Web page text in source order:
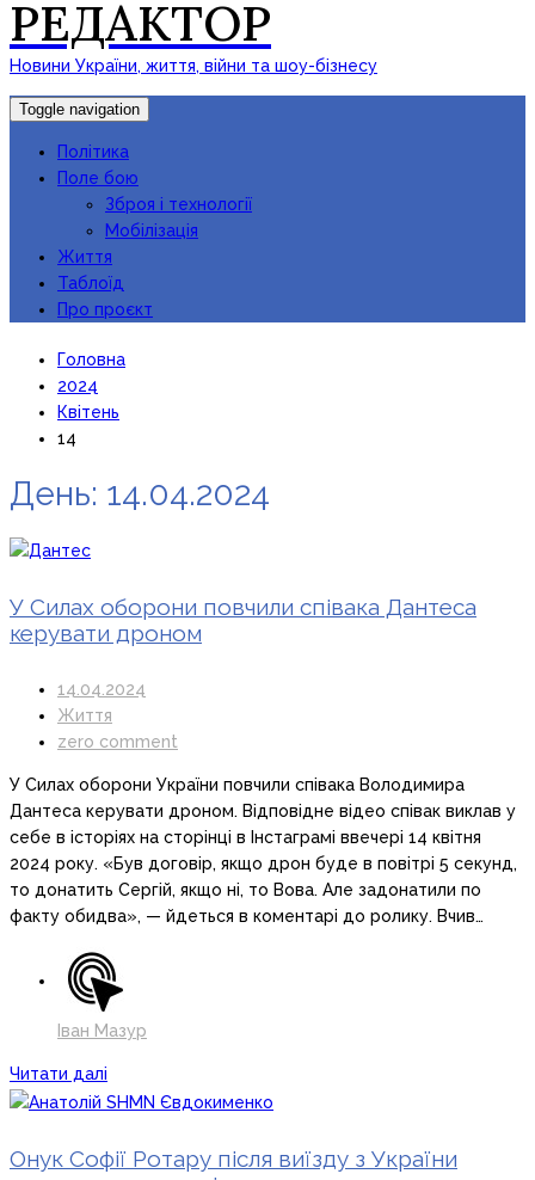
РЕДАКТОР
Новини України, життя, війни та шоу-бізнесу
Toggle navigation
Політика
Поле бою
Зброя і технології
Мобілізація
Життя
Таблоїд
Про проєкт
Головна
2024
Квітень
14
День: 14.04.2024
У Силах оборони повчили співака Дантеса
керувати дроном
14.04.2024
Життя
zero comment
У Силах оборони України повчили співака Володимира
Дантеса керувати дроном. Відповідне відео співак виклав у
себе в історіях на сторінці в Інстаграмі ввечері 14 квітня
2024 року. «Був договір, якщо дрон буде в повітрі 5 секунд,
то донатить Сергій, якщо ні, то Вова. Але задонатили по
факту обидва», — йдеться в коментарі до ролику. Вчив…
Іван Мазур
Читати далі
Онук Софії Ротару після виїзду з України